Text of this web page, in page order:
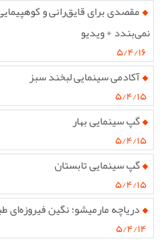
مقصدی برای قایق‌رانی و
نمی‌بندد + ویدیو
۵/۴/۱۶
آکادمی سینمایی لبخند سبز
۵/۴/۱۵
گپ سینمایی بهار
۵/۴/۱۵
گپ سینمایی تابستان
۵/۴/۱۵
دریاچه مارمیشو؛ نگین فیروزه‌ای
۵/۴/۱۴